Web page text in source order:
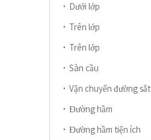
Dưới lớp
Trên lớp
Trên lớp
Sàn cầu
Vận chuyển đường sắt
Đường hầm
Đường hầm tiện ích